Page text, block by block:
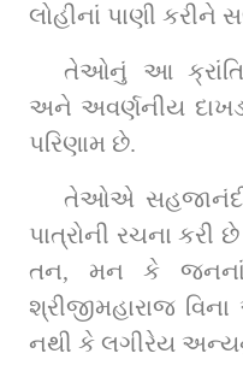
લોહીનાં પાણી કરીને
તેઓનું આ
અને અવર્ણનીય
પરિણામ છે.
તેઓએ સહજાનંદી
પાત્રોની રચના
તન, મન કે જનનાં
શ્રીજીમહારાજ
નથી કે લગીરેય